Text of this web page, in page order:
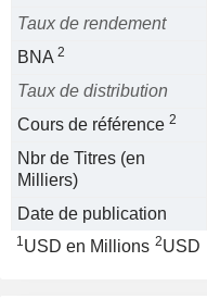
Taux de rendement
BNA 2
Taux de distribution
Cours de référence 2
Nbr de Titres (en
Milliers)
Date de publication
1USD en Millions 2USD